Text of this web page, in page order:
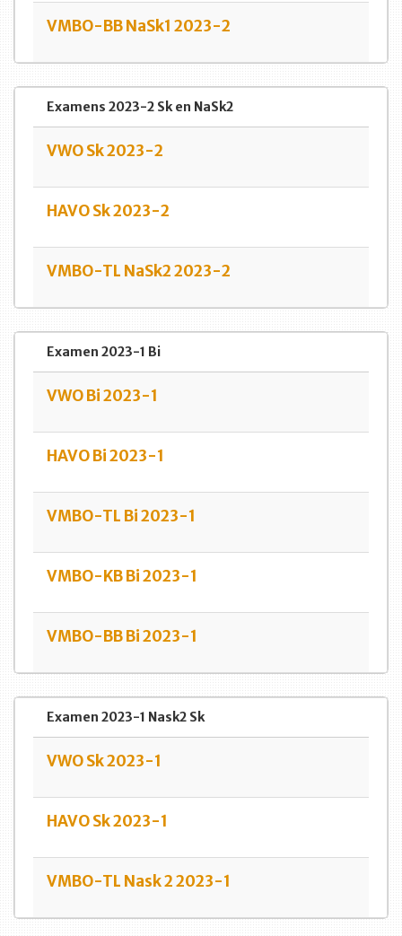
VMBO-BB NaSk1 2023-2
Examens 2023-2 Sk en NaSk2
VWO Sk 2023-2
HAVO Sk 2023-2
VMBO-TL NaSk2 2023-2
Examen 2023-1 Bi
VWO Bi 2023-1
HAVO Bi 2023-1
VMBO-TL Bi 2023-1
VMBO-KB Bi 2023-1
VMBO-BB Bi 2023-1
Examen 2023-1 Nask2 Sk
VWO Sk 2023-1
HAVO Sk 2023-1
VMBO-TL Nask 2 2023-1